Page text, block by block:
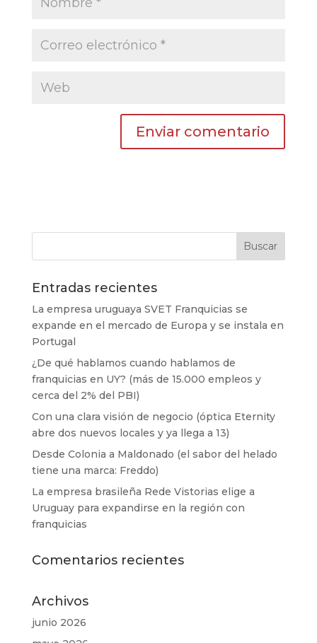
Entradas recientes
La empresa uruguaya SVET Franquicias se
expande en el mercado de Europa y se instala en
Portugal
¿De qué hablamos cuando hablamos de
franquicias en UY? (más de 15.000 empleos y
cerca del 2% del PBI)
Con una clara visión de negocio (óptica Eternity
abre dos nuevos locales y ya llega a 13)
Desde Colonia a Maldonado (el sabor del helado
tiene una marca: Freddo)
La empresa brasileña Rede Vistorias elige a
Uruguay para expandirse en la región con
franquicias
Comentarios recientes
Archivos
junio 2026